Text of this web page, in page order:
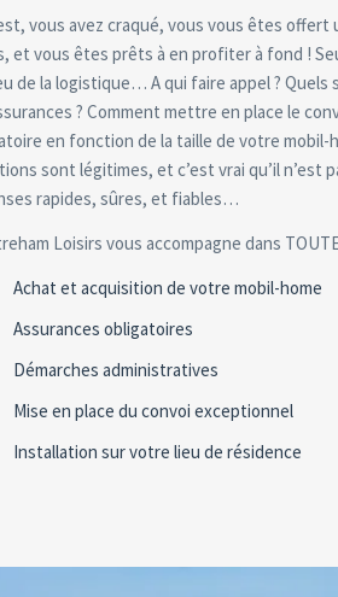
vous avez craqué, vous vous êtes offert
et vous êtes prêts à en profiter à fond !
de la logistique… A qui faire appel ?
? Comment mettre en place le
en fonction de la taille de votre mobil-
sont légitimes, et c’est vrai qu’il n’est
rapides, sûres, et fiables…
Loisirs vous accompagne dans
Achat et acquisition de votre mobil-home
Assurances obligatoires
Démarches administratives
Mise en place du convoi exceptionnel
Installation sur votre lieu de résidence